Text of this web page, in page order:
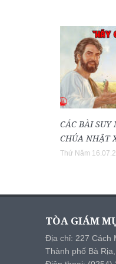
CÁC BÀI
CHÚA NHẬT
Thứ Năm
TÒA GIÁM
Địa chỉ: 227 Cách
Thành phố Bà